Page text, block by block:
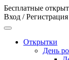
Бесплатные
Вход / Регистрация
Открытки
День